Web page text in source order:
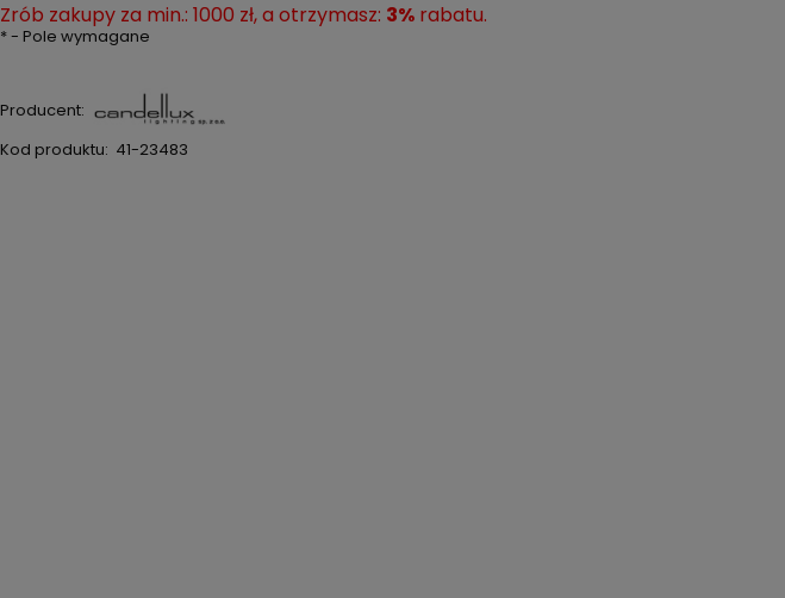
Zrób zakupy za min.: 1000 zł, a otrzymasz: 3%rabatu.
*- Pole wymagane
Producent:
Kod produktu: 41-23483